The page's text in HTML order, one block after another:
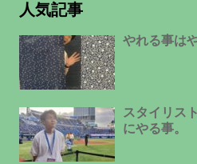
人気記事
やれる事は
スタイリス
にやる事。